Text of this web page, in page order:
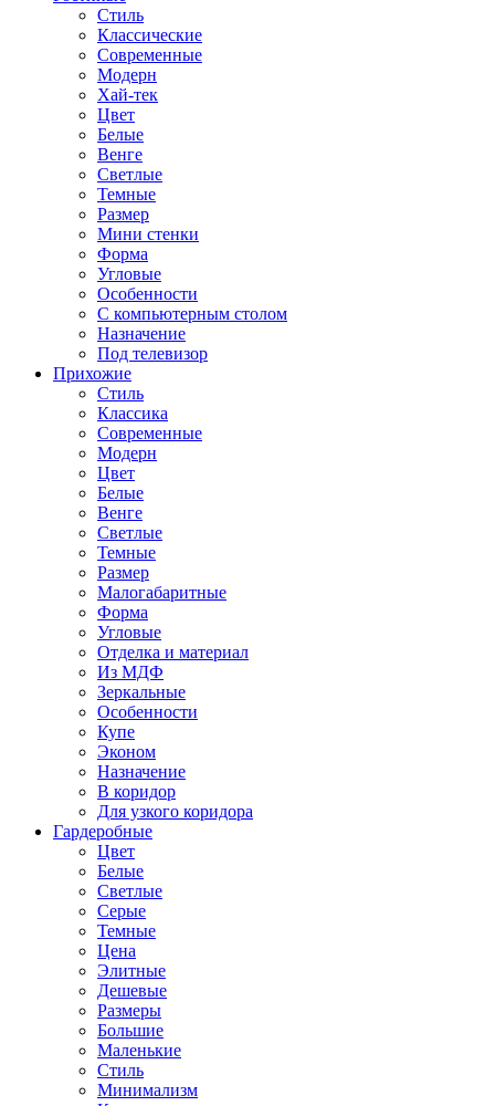
Стиль
Классические
Современные
Модерн
Хай-тек
Цвет
Белые
Венге
Светлые
Темные
Размер
Мини стенки
Форма
Угловые
Особенности
С компьютерным столом
Назначение
Под телевизор
Прихожие
Стиль
Классика
Современные
Модерн
Цвет
Белые
Венге
Светлые
Темные
Размер
Малогабаритные
Форма
Угловые
Отделка и материал
Из МДФ
Зеркальные
Особенности
Купе
Эконом
Назначение
В коридор
Для узкого коридора
Гардеробные
Цвет
Белые
Светлые
Серые
Темные
Цена
Элитные
Дешевые
Размеры
Большие
Маленькие
Стиль
Минимализм